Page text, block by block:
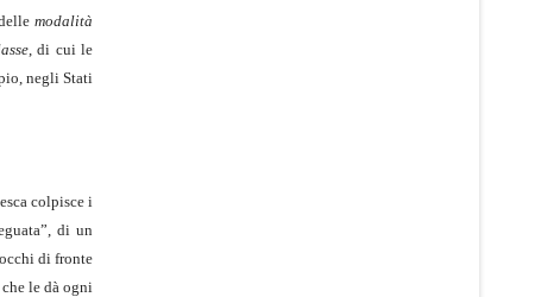
modalità
, di cui le
negli Stati
colpisce i
di un
di fronte
le dà ogni